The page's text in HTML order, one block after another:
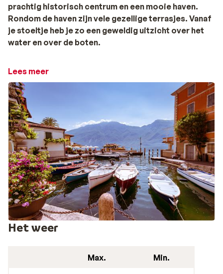
prachtig historisch centrum en een mooie haven.
Rondom de haven zijn vele gezellige terrasjes. Vanaf
je stoeltje heb je zo een geweldig uitzicht over het
water en over de boten.
Streek van de citroenen
citroenbomen. Je zou denken dat Limone del Garda zo
aan zijn mooie naam gekomen is. Toch verwijst ‘Limone’
naar het Latijnse ‘Limen’, wat grens betekent. Tot de
jaren dertig van de vorige eeuw kon je het plaatsje
alleen bereiken per boot. In 1932 ging de weg open en zo
kon Limone del Garda uitgroeien tot een populaire
bestemming bij toeristen.
De naam is Bond. James Bond.
Die weg die in de jaren 30 geopend is, ken je misschien
wel uit de James Bond-film Quantum of Solace.
Rondom Limone del Garda zijn de spectaculaire
achtervolgingsscènes opgenomen. Zeker de tunnels
Lees meer
Het weer
Max. Min.